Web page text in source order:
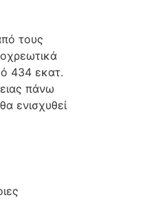
τους
434 εκατ.
πάνω
ενισχυθεί